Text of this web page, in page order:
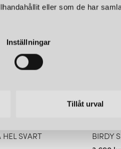
eller som de har
Inställningar
Tillåt urval
SVART
BIRDY